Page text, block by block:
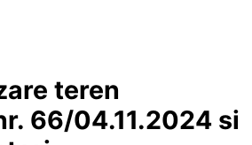
teren
66/04.11.2024 si